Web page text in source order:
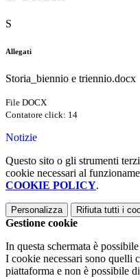
S
Allegati
Storia_biennio e triennio.docx
File DOCX
Contatore click: 14
Notizie
Questo sito o gli strumenti
cookie necessari al
COOKIE POLICY.
Personalizza Rifiuta tutti i
Gestione cookie
In questa schermata è
I cookie necessari sono quelli
piattaforma e non è possibile